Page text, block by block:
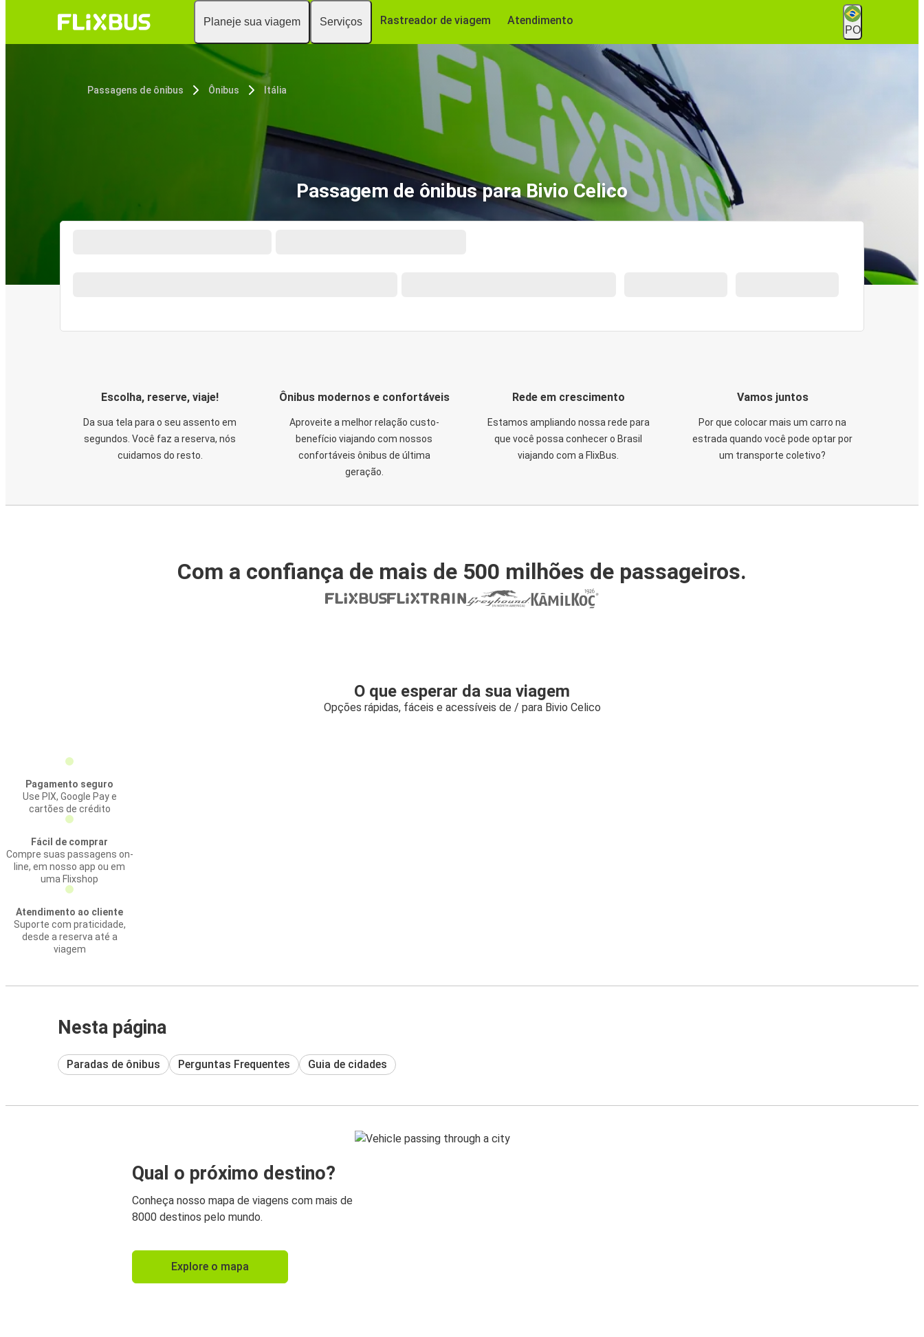
Planeje sua viagem Serviços Rastreador de viagem Atendimento
PO
Passagens de ônibus Ônibus Itália
Passagem de ônibus para Bivio Celico
Escolha, reserve, viaje!
Da sua tela para o seu assento em
segundos. Você faz a reserva, nós
cuidamos do resto.
Ônibus modernos e confortáveis
Aproveite a melhor relação custo-
benefício viajando com nossos
confortáveis ônibus de última
geração.
Rede em crescimento
Estamos ampliando nossa rede para
que você possa conhecer o Brasil
viajando com a FlixBus.
Vamos juntos
Por que colocar mais um carro na
estrada quando você pode optar por
um transporte coletivo?
Com a confiança de mais de 500 milhões de passageiros.
O que esperar da sua viagem
Opções rápidas, fáceis e acessíveis de / para Bivio Celico
Pagamento seguro
Use PIX, Google Pay e
cartões de crédito
Fácil de comprar
Compre suas passagens on-
line, em nosso app ou em
uma Flixshop
Atendimento ao cliente
Suporte com praticidade,
desde a reserva até a
viagem
Nesta página
Paradas de ônibus Perguntas Frequentes Guia de cidades
Qual o próximo destino?
Conheça nosso mapa de viagens com mais de
8000 destinos pelo mundo.
Explore o mapa